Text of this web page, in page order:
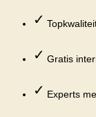
✓
✓ Gratis
✓ Experts